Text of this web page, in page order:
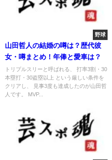
野球
山田哲人の結婚の噂は？歴代彼
女・噂まとめ！年俸と愛車は？
トリプルスリーと呼ばれる、 打率3割・30
本塁打・30盗塁以上 という厳しい条件を
クリアし、 見事3度も達成したのが山田哲
人です。 MVP...